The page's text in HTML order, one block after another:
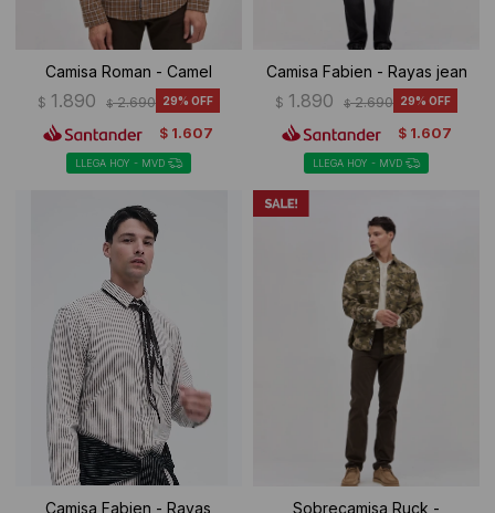
Camisa Roman - Camel
$ 1.890 $ 2.690 29
$ 1.607
LLEGA HOY - MVD
Camisa Fabien - Rayas jean
$ 1.890 $ 2.690 29
$ 1.607
LLEGA HOY - MVD
Camisa Fabien - Rayas Sobrecamisa Ruck -